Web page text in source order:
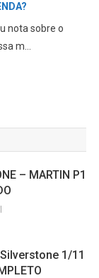
nota sobre o
m...
– MARTIN P1
1/11